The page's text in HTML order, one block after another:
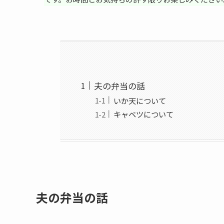
夫の弁当の話
いか天について
キャベツについて
夫の弁当の話